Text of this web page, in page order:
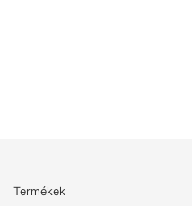
Termékek